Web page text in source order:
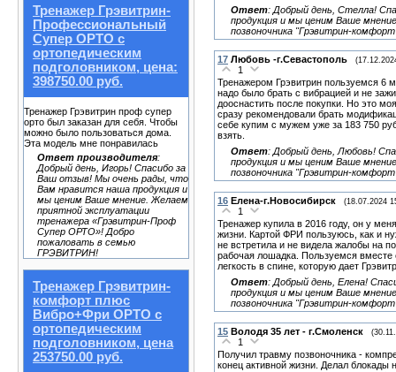
Тренажер Грэвитрин-
Профессиональный
Супер ОРТО с
ортопедическим
подголовником, цена:
398750.00 руб.
Тренажер Грэвитрин проф супер
орто был заказан для себя. Чтобы
можно было пользоваться дома.
Эта модель мне понравилась
Ответ производителя:
Добрый день, Игорь! Спасибо за
Ваш отзыв! Мы очень рады, что
Вам нравится наша продукция и
мы ценим Ваше мнение. Желаем
приятной эксплуатации
тренажера «Грэвитрин-Проф
Супер ОРТО»! Добро
пожаловать в семью
ГРЭВИТРИН!
Тренажер Грэвитрин-
комфорт плюс
Вибро+Фри ОРТО с
ортопедическим
подголовником, цена
253750.00 руб.
Ответ: Добрый день, Стелла!
продукция и мы ценим Ваше
позвоночника "Грэвитрин-
17 Любовь -г.Севастополь
1
Тренажером Грэвитрин пользуемся 6
надо было брать с вибрацией и не
дооснастить после покупки. Но это
сразу рекомендовали брать
себе купим с мужем уже за 183 750
взять.
Ответ: Добрый день, Любовь!
продукция и мы ценим Ваше
позвоночника "Грэвитрин-
16 Елена-г.Новосибирск (18.07.2024
1
Тренажер купила в 2016 году, он у
жизни. Картой ФРИ пользуюсь, как и
не встретила и не видела жалобы на
рабочая лошадка. Пользуемся
легкость в спине, которую дает
Ответ: Добрый день, Елена!
продукция и мы ценим Ваше
позвоночника "Грэвитрин-
15 Володя 35 лет - г.Смоленск
1
Получил травму позвоночника -
конец активной жизни. Делал блокады